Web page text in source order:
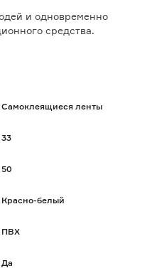
и одновременно
средства.
при
Самоклеящиеся ленты
33
50
Красно-белый
ПВХ
Да